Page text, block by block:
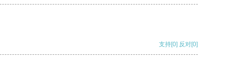
支持[0] 反对[0]